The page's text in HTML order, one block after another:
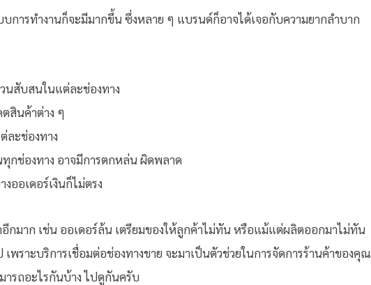
การทำงานก็จะมีมากขึ้น ซึ่งหลาย ๆ แบรนด์ก็อาจได้เจอกับความยากลำบาก
นสับสนในแต่ละช่องทาง
สินค้าต่าง ๆ
ละช่องทาง
กช่องทาง อาจมีการตกหล่น ผิดพลาด
ออเดอร์เงินก็ไม่ตรง
กมาก เช่น ออเดอร์ล้น เตรียมของให้ลูกค้าไม่ทัน หรือแม้แต่ผลิตออกมาไม่ทัน
พราะบริการเชื่อมต่อช่องทางขาย จะมาเป็นตัวช่วยในการจัดการร้านค้าของคุณ
ารถอะไรกันบ้าง ไปดูกันครับ